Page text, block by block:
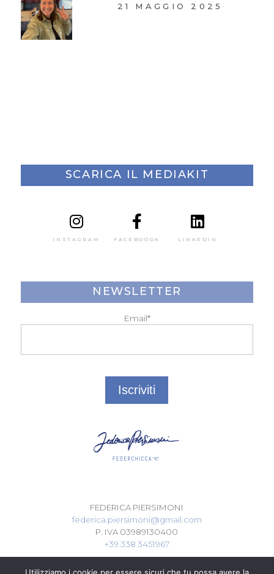
21 MAGGIO 2025
FEDERICA PIERSIMONI
federica.piersimoni@gmail.com
P. IVA 03989130400
+39 338 3451967
SCARICA IL MEDIAKIT
INSTAGRAM FACEBOOOK LINKEDIN
NEWSLETTER
Email*